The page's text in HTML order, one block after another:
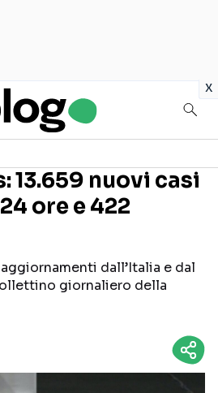
x
sui social
13.659 nuovi casi
ore e 422
dall’Italia e dal
giornaliero della